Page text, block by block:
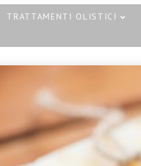
TRATTAMENTI OLISTICI